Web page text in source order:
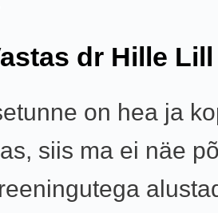
dr Hille Lill
on hea ja
siis ma ei näe